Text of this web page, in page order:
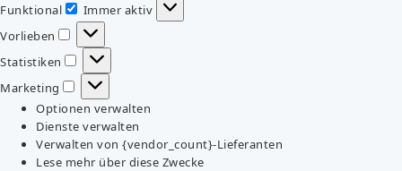
Funktional
Funktional
Immer aktiv
Vorlieben
Vorlieben
Statistiken
Statistiken
Marketing
Marketing
Optionen verwalten
Dienste verwalten
Verwalten von {vendor_count}-Lieferanten
Lese mehr über diese Zwecke